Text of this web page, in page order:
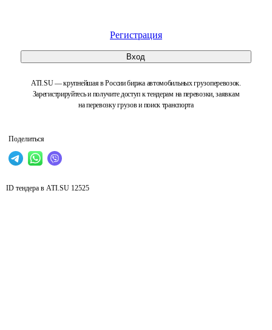
Регистрация
Вход
ATI.SU — крупнейшая в России биржа автомобильных грузоперевозок.
Зарегистрируйтесь и получите доступ к тендерам на перевозки, заявкам
на перевозку грузов и поиск транспорта
Поделиться
ID тендера в ATI.SU 12525